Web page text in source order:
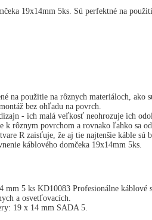
19x14mm 5ks. Sú perfektné na
na použitie na rôznych materiáloch, ako
bez ohľadu na povrch.
- ich malá veľkosť neohrozuje ich
rôznym povrchom a rovnako ľahko sa
R zaisťuje, že aj tie najtenšie káble sú
káblového domčeka 19x14mm 5ks.
5 ks KD10083 Profesionálne
a osvetľovacích.
19 x 14 mm SADA 5.